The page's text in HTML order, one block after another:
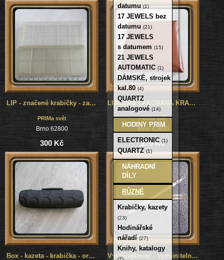
datumu(1)
17 JEWELS bez
datumu (21)
17 JEWELS
s datumem (15)
21 JEWELS
AUTOMATIC (1)
DÁMSKÉ, strojek
kal.80 (4)
QUARTZ
analogové (14)
HODINY PRIM
ELECTRONIC (1)
QUARTZ(1)
NÁHRADNÍ
DÍLY
RŮZNÉ
Krabičky, kazety
(23)
Hodinářské
nářadí(27)
Knihy, katalogy
(7)
LIP - značené krabičky - zajímavost - 2 kusy
PRIMa svět
Brno 62800
300 Kč
LUXUSNÍ LAKOVANÁ KRABIČKA NA HODINKY NÁRAMKOVÉ HODINKY
PRIMa svět
Brno 62800
270 Kč
Box - kazeta - krabička - organizér na náramkové hodinky prim Vystěžejkovač - vyměnitelné koncovky